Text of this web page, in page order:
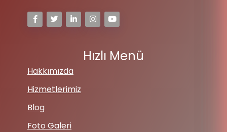
Hızlı Menü
Hakkımızda
Hizmetlerimiz
Blog
Foto Galeri